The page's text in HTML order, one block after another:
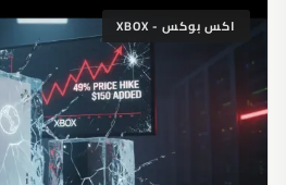
اكس بوكس - XBOX